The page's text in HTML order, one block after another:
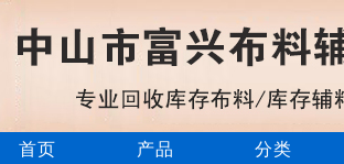
首页 产品 分类